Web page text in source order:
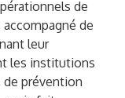
de
de
leur
les institutions
de prévention